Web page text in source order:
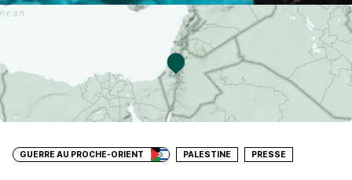
GUERRE AU PROCHE-ORIENT PALESTINE PRESSE